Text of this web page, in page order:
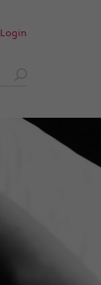
Login